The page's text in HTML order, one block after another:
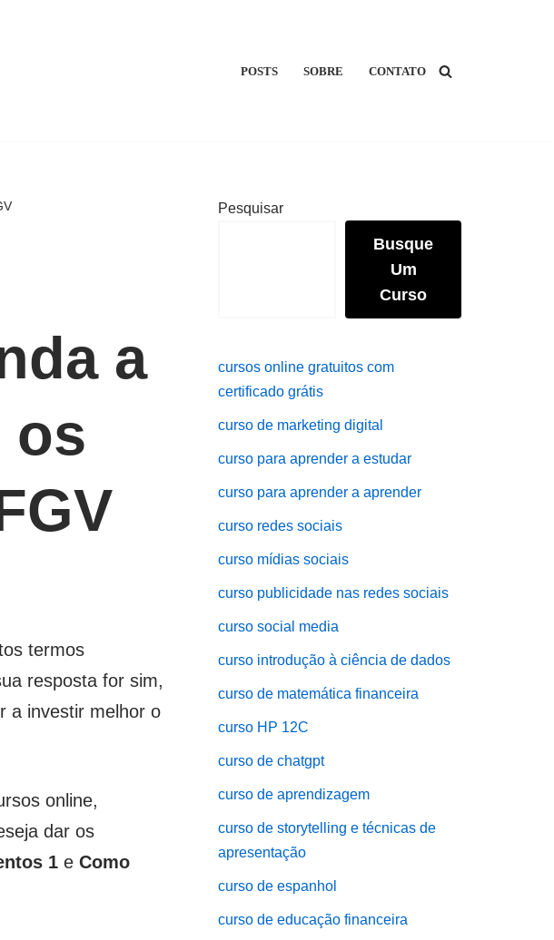
POSTS SOBRE CONTATO
a
os
termos
resposta for sim,
a investir melhor o
online,
dar os
1 e Como
Pesquisar
Busque
Um
Curso
cursos online gratuitos com
certificado grátis
curso de marketing digital
curso para aprender a estudar
curso para aprender a aprender
curso redes sociais
curso mídias sociais
curso publicidade nas redes sociais
curso social media
curso introdução à ciência de dados
curso de matemática financeira
curso HP 12C
curso de chatgpt
curso de aprendizagem
curso de storytelling e técnicas de
apresentação
curso de espanhol
curso de educação financeira